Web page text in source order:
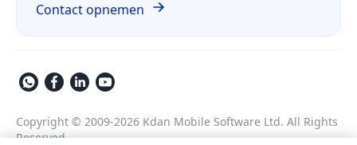
Contact opnemen
Copyright © 2009-2026 Kdan Mobile Software Ltd. All Rights
Reserved.